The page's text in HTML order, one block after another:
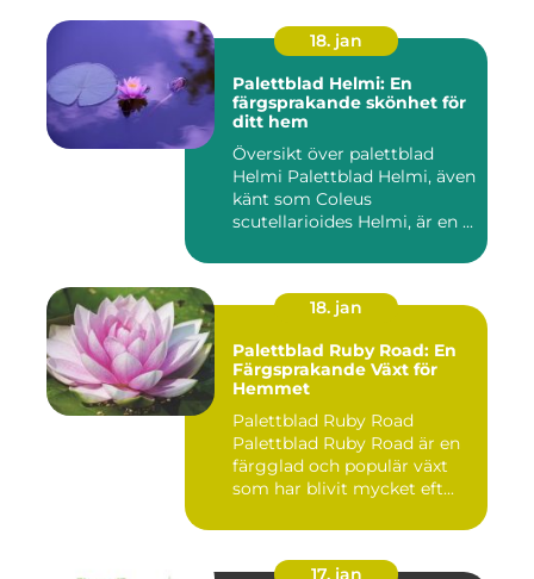
18. jan
Palettblad Helmi: En
färgsprakande skönhet för
ditt hem
Översikt över palettblad
Helmi Palettblad Helmi, även
känt som Coleus
scutellarioides Helmi, är en ...
18. jan
Palettblad Ruby Road: En
Färgsprakande Växt för
Hemmet
Palettblad Ruby Road
Palettblad Ruby Road är en
färgglad och populär växt
som har blivit mycket eft...
17. jan